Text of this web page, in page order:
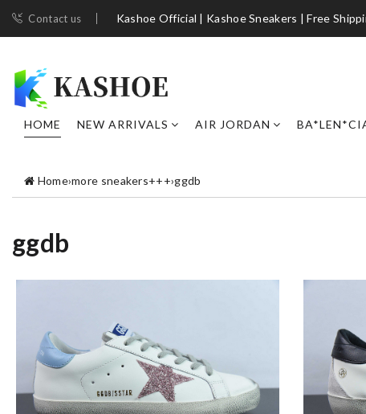
Contact us Kashoe Official | Kashoe Sneakers | Free
HOME NEW ARRIVALS AIR JORDAN
Home›more sneakers+++›ggdb
ggdb